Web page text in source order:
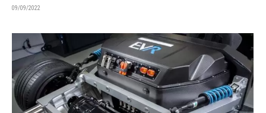
09/09/2022